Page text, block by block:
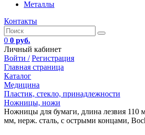
Металлы
Контакты
0 0 руб.
Личный кабинет
Войти / Регистрация
Главная страница
Каталог
Медицина
Пластик, стекло, принадлежности
Ножницы, ножи
Ножницы для бумаги, длина лезвия 110
мм, нерж. сталь, с острыми концами,